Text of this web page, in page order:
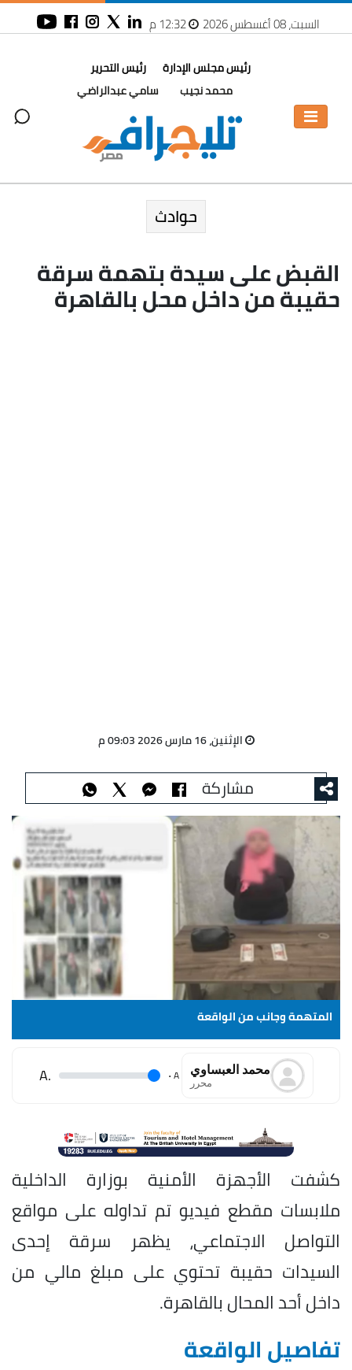
السبت، 08 أغسطس 2026 12:32 م
رئيس مجلس الإدارة
محمد نجيب
رئيس التحرير
سامي عبدالراضي
حوادث
القبض على سيدة بتهمة سرقة
حقيبة من داخل محل بالقاهرة
الإثنين، 16 مارس 2026 09:03 م
مشاركة
المتهمة وجانب من الواقعة
محمد العبساوي
محرر A
.
.A
كشفت الأجهزة الأمنية بوزارة الداخلية
ملابسات مقطع فيديو تم تداوله على مواقع
التواصل الاجتماعي، يظهر سرقة إحدى
السيدات حقيبة تحتوي على مبلغ مالي من
داخل أحد المحال بالقاهرة.
تفاصيل الواقعة